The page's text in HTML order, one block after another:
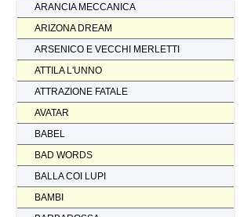
ARANCIA MECCANICA
ARIZONA DREAM
ARSENICO E VECCHI MERLETTI
ATTILA L'UNNO
ATTRAZIONE FATALE
AVATAR
BABEL
BAD WORDS
BALLA COI LUPI
BAMBI